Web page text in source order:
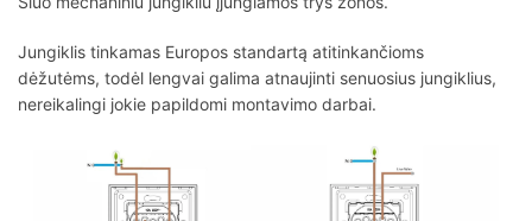
Jungiklis tinkamas Europos standartą atitinkančioms
dėžutėms, todėl lengvai galima atnaujinti senuosius jungiklius,
nereikalingi jokie papildomi montavimo darbai.